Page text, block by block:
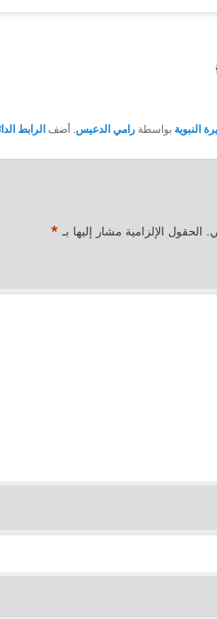
النبوية بواسطة رامي الدعيس. أضفالرابط
الحقول الإلزامية مشار إليها بـ *